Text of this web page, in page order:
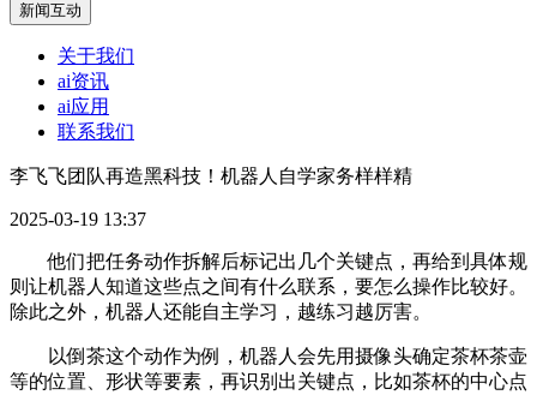
新闻互动
关于我们
ai资讯
ai应用
联系我们
李飞飞团队再造黑科技！机器人自学家务样样精
2025-03-19 13:37
他们把任务动作拆解后标记出几个关键点，再给到具体规
则让机器人知道这些点之间有什么联系，要怎么操作比较好。
除此之外，机器人还能自主学习，越练习越厉害。
以倒茶这个动作为例，机器人会先用摄像头确定茶杯茶壶
等的位置、形状等要素，再识别出关键点，比如茶杯的中心点